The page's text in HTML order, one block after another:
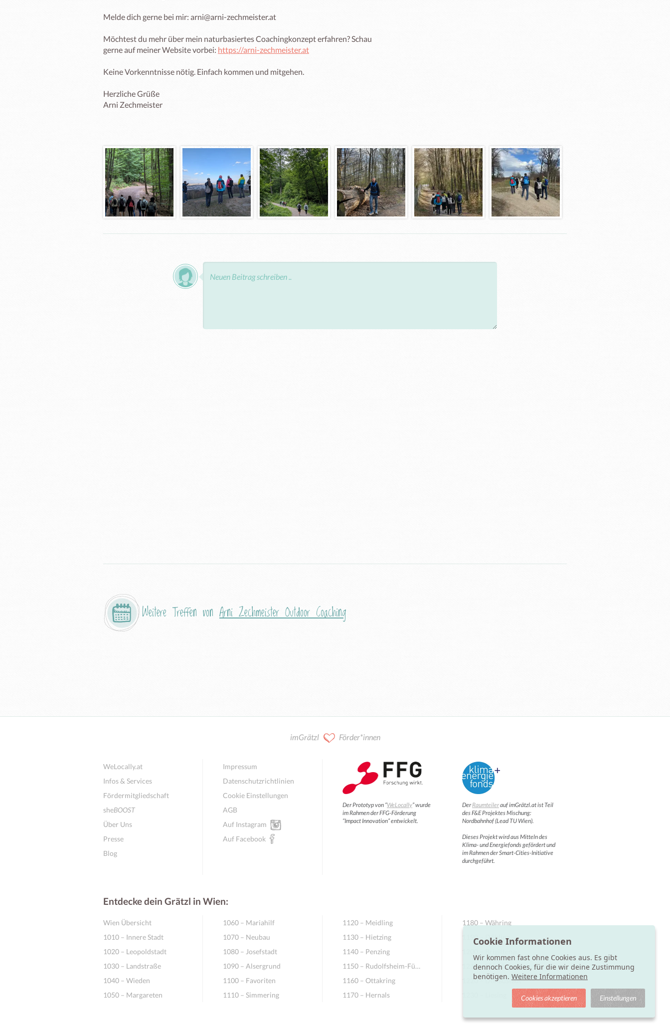
Melde dich gerne bei mir: arni@arni-zechmeister.at
Möchtest du mehr über mein naturbasiertes Coachingkonzept erfahren? Schau
gerne auf meiner Website vorbei: https://arni-zechmeister.at
Keine Vorkenntnisse nötig. Einfach kommen und mitgehen.
Herzliche Grüße
Arni Zechmeister
Weitere Treffen von Arni Zechmeister Outdoor Coaching
imGrätzl Förder*innen
WeLocally.at
Infos & Services
Fördermitgliedschaft
sheBOOST
Über Uns
Presse
Blog
Impressum
Datenschutzrichtlinien
Cookie Einstellungen
AGB
Auf Instagram
Auf Facebook
Der Prototyp von “WeLocally” wurde
im Rahmen der FFG-Förderung
“Impact Innovation” entwickelt.
DerRaumteilerauf imGrätzl.at ist Teil
des F&E Projektes Mischung:
Nordbahnhof (Lead TU Wien).
Dieses Projekt wird aus Mitteln des
Klima- und Energiefonds gefördert und
im Rahmen der Smart-Cities-Initiative
durchgeführt.
Entdecke dein Grätzl in Wien:
Wien Übersicht
1010 – Innere Stadt
1020 – Leopoldstadt
1030 – Landstraße
1040 – Wieden
1050 – Margareten
1060 – Mariahilf
1070 – Neubau
1080 – Josefstadt
1090 – Alsergrund
1100 – Favoriten
1110 – Simmering
1120 – Meidling
1130 – Hietzing
1140 – Penzing
1150 – Rudolfsheim-Fünfhaus
1160 – Ottakring
1170 – Hernals
1180 – Währing
1190 – Döbling
1200 – Brigittenau
1210 – Floridsdorf
1220 – Donaustadt
1230 – Liesing
Cookie Informationen
Wir kommen fast ohne Cookies aus. Es gibt
dennoch Cookies, für die wir deine Zustimmung
benötigen. Weitere Informationen
Cookies akzeptieren Einstellungen